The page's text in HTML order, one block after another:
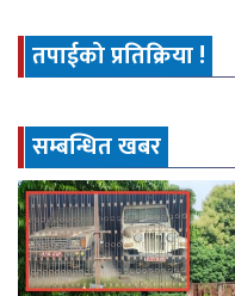
तपाईको प्रतिक्रिया !
सम्बन्धित खबर